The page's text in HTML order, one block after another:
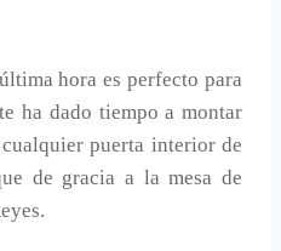
hora es perfecto para
ha dado tiempo a montar
puerta interior de
de gracia a la mesa de